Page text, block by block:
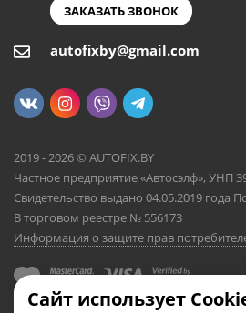
ЗАКАЗАТЬ ЗВОНОК
autofixby@gmail.com
2019 - 2026 © AUTOFIX.BY
Частное предприятие «Автосэлф», УНП
Свидетельство выдано 04.05.2019
В торговом реестре № 556173
Информация о защите прав
Сайт использует